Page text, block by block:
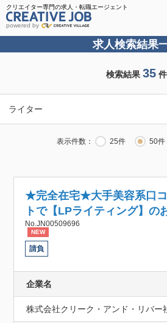
クリエイター専門の求人・転職エージェント
powered by
求人検索結果
検索結果 35 件
ライター
表示件数： 25件 50件
★完全在宅★大手美容系口
トで【LPライティング】の
No.JN00509696
NEW
請負
企業名
株式会社クリーク・アンド・リバー